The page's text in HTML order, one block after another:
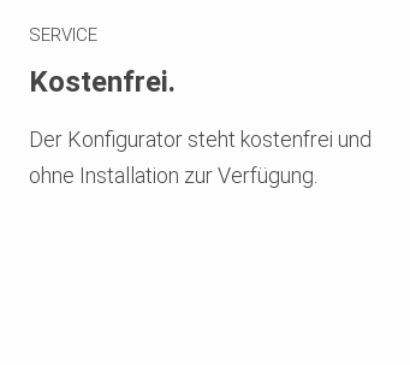
SERVICE
Kostenfrei.
Der Konfigurator steht kostenfrei und
ohne Installation zur Verfügung.